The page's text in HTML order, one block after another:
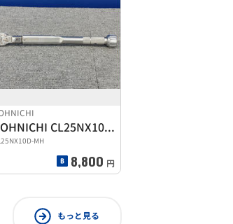
TOHNICHI CL25NX10D-MH
MH
8,800 円
もっと見る